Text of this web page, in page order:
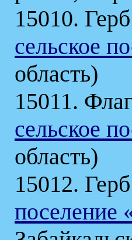
15010.
сельское
область)
15011.
сельское
область)
15012.
поселение